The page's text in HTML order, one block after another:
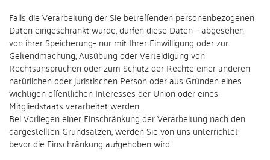
Falls die Verarbeitung der Sie betreffenden personenbezogenen
Daten eingeschränkt wurde, dürfen diese Daten – abgesehen
von ihrer Speicherung– nur mit Ihrer Einwilligung oder zur
Geltendmachung, Ausübung oder Verteidigung von
Rechtsansprüchen oder zum Schutz der Rechte einer anderen
natürlichen oder juristischen Person oder aus Gründen eines
wichtigen öffentlichen Interesses der Union oder eines
Mitgliedstaats verarbeitet werden.
Bei Vorliegen einer Einschränkung der Verarbeitung nach den
dargestellten Grundsätzen, werden Sie von uns unterrichtet
bevor die Einschränkung aufgehoben wird.